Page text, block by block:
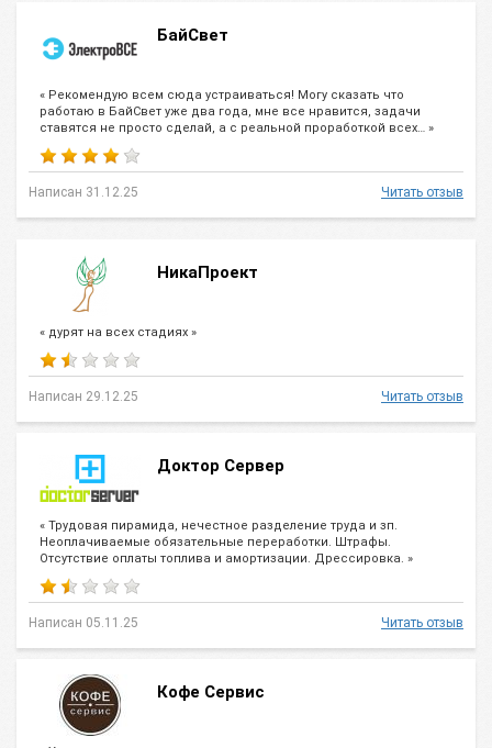
БайСвет
« Рекомендую всем сюда устраиваться! Могу сказать что
работаю в БайСвет уже два года, мне все нравится, задачи
ставятся не просто сделай, а с реальной проработкой всех… »
Написан 31.12.25 Читать отзыв
НикаПроект
« дурят на всех стадиях »
Написан 29.12.25 Читать отзыв
Доктор Сервер
« Трудовая пирамида, нечестное разделение труда и зп.
Неоплачиваемые обязательные переработки. Штрафы.
Отсутствие оплаты топлива и амортизации. Дрессировка. »
Написан 05.11.25 Читать отзыв
Кофе Сервис